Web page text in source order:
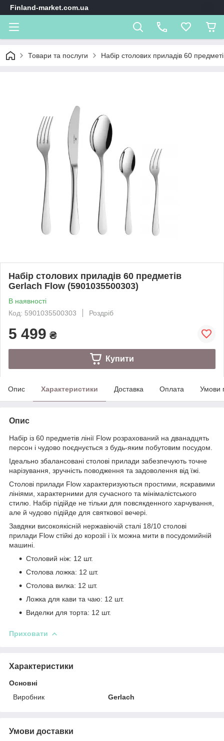
Finland-market.com.ua
Товари та послуги Набір столових приладів 60
Набір столових приладів 60 предметів
Gerlach Flow (5901035500303)
В наявності
Код: 5901035500303
Роздріб
5 499 ₴
Купити
Опис Характеристики Доставка Оплата Умови
Опис
Набір із 60 предметів лінії Flow розрахований на дванадцять
персон і чудово поєднується з будь-яким побутовим посудом.
Ідеально збалансовані столові прилади забезпечують точне
нарізування, зручність поводження та задоволення від їжі.
Столові прилади Flow характеризуються простими, яскравими
лініями, характерними для сучасного та мінімалістського
стилю. Набір підійде не тільки для повсякденного харчування,
але й чудово підійде для святкової вечері.
Завдяки високоякісній нержавіючій сталі 18/10 столові
прилади Flow стійкі до корозії і їх можна мити в посудомийній
машині.
Столовий ніж: 12 шт.
Столова ложка: 12 шт.
Столова вилка: 12 шт.
Ложка для кави та чаю: 12 шт.
Виделки для торта: 12 шт.
Приховати
Характеристики
Основні
Виробник
Gerlach
Умови доставки